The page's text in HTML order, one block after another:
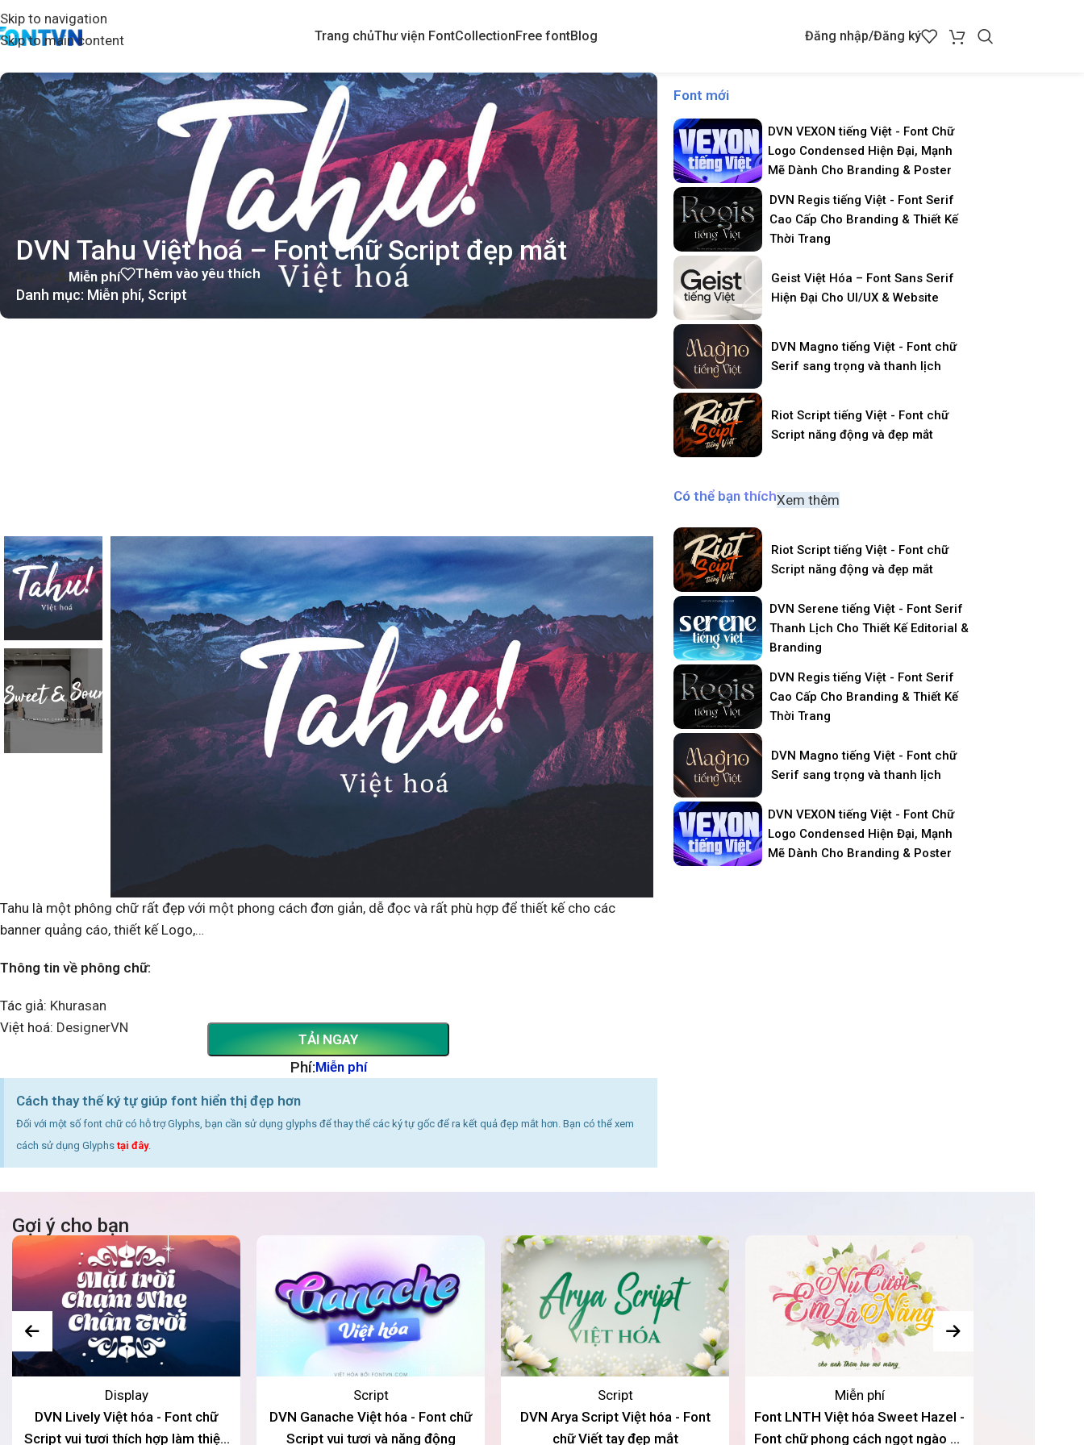
Skip to navigation
Skip to main content
Trang chủThư viện FontCollectionFree fontBlog Đăng nhập/Đăng ký
DVN Tahu Việt hoá – Font chữ Script đẹp mắt
Miễn phí Thêm vào yêu thích
Danh mục: Miễn phí, Script
Tahu là một phông chữ rất đẹp với một phong cách đơn giản, dễ đọc và rất phù hợp để thiết kế cho các
banner quảng cáo, thiết kế Logo,…
Thông tin về phông chữ:
Tác giả: Khurasan
Việt hoá: DesignerVN
TẢI NGAY
Phí:Miễn phí
Cách thay thế ký tự giúp font hiển thị đẹp hơn
Đối với một số font chữ có hỗ trợ Glyphs, bạn cần sử dụng glyphs để thay thể các ký tự gốc để ra kết quả đẹp mắt hơn. Bạn có thể xem
cách sử dụng Glyphs tại đây.
Font mới
DVN VEXON tiếng Việt - Font Chữ
Logo Condensed Hiện Đại, Mạnh
Mẽ Dành Cho Branding & Poster
DVN Regis tiếng Việt - Font Serif
Cao Cấp Cho Branding & Thiết Kế
Thời Trang
Geist Việt Hóa – Font Sans Serif
Hiện Đại Cho UI/UX & Website
DVN Magno tiếng Việt - Font chữ
Serif sang trọng và thanh lịch
Riot Script tiếng Việt - Font chữ
Script năng động và đẹp mắt
Có thể bạn thíchXem thêm
Riot Script tiếng Việt - Font chữ
Script năng động và đẹp mắt
DVN Serene tiếng Việt - Font Serif
Thanh Lịch Cho Thiết Kế Editorial &
Branding
DVN Regis tiếng Việt - Font Serif
Cao Cấp Cho Branding & Thiết Kế
Thời Trang
DVN Magno tiếng Việt - Font chữ
Serif sang trọng và thanh lịch
DVN VEXON tiếng Việt - Font Chữ
Logo Condensed Hiện Đại, Mạnh
Mẽ Dành Cho Branding & Poster
Gợi ý cho bạn
Display
DVN Lively Việt hóa - Font chữ
Script vui tươi thích hợp làm thiệp
Script
DVN Ganache Việt hóa - Font chữ
Script vui tươi và năng động
Script
DVN Arya Script Việt hóa - Font
chữ Viết tay đẹp mắt
Miễn phí
Font LNTH Việt hóa Sweet Hazel -
Font chữ phong cách ngọt ngào dễ